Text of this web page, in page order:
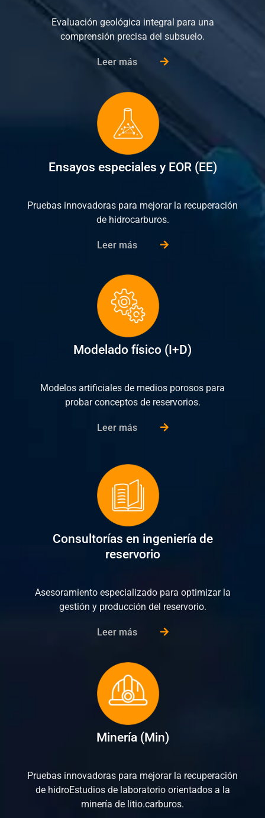
Evaluación geológica integral para una
comprensión precisa del subsuelo.
Leer más
Ensayos especiales y EOR (EE)
Pruebas innovadoras para mejorar la recuperación
de hidrocarburos.
Leer más
Modelado físico (I+D)
Modelos artificiales de medios porosos para
probar conceptos de reservorios.
Leer más
Consultorías en ingeniería de
reservorio
Asesoramiento especializado para optimizar la
gestión y producción del reservorio.
Leer más
Minería (Min)
Pruebas innovadoras para mejorar la recuperación
de hidroEstudios de laboratorio orientados a la
minería de litio.carburos.